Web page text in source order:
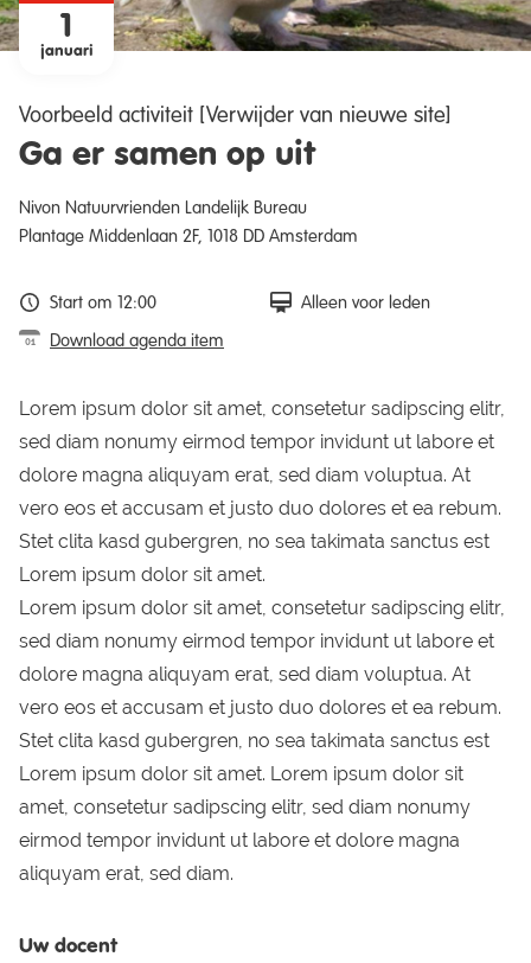
1
januari
Voorbeeld activiteit [Verwijder van nieuwe site]
Ga er samen op uit
Nivon Natuurvrienden Landelijk Bureau
Plantage Middenlaan 2F, 1018 DD Amsterdam
Start om 12:00
Alleen voor leden
Download agenda item
Lorem ipsum dolor sit amet, consetetur sadipscing elitr,
sed diam nonumy eirmod tempor invidunt ut labore et
dolore magna aliquyam erat, sed diam voluptua. At
vero eos et accusam et justo duo dolores et ea rebum.
Stet clita kasd gubergren, no sea takimata sanctus est
Lorem ipsum dolor sit amet.
Lorem ipsum dolor sit amet, consetetur sadipscing elitr,
sed diam nonumy eirmod tempor invidunt ut labore et
dolore magna aliquyam erat, sed diam voluptua. At
vero eos et accusam et justo duo dolores et ea rebum.
Stet clita kasd gubergren, no sea takimata sanctus est
Lorem ipsum dolor sit amet. Lorem ipsum dolor sit
amet, consetetur sadipscing elitr, sed diam nonumy
eirmod tempor invidunt ut labore et dolore magna
aliquyam erat, sed diam.
Uw docent